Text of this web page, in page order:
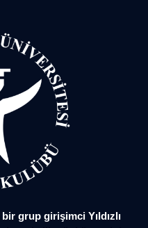
grup girişimci Yıldızlı